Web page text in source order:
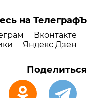
на ТелеграфЪ
Вконтакте
Яндекс Дзен
Поделиться